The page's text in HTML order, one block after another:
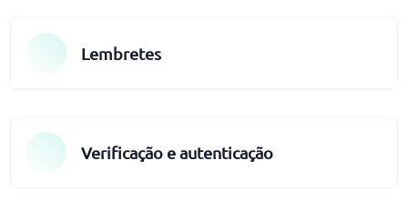
Lembretes
Verificação e autenticação